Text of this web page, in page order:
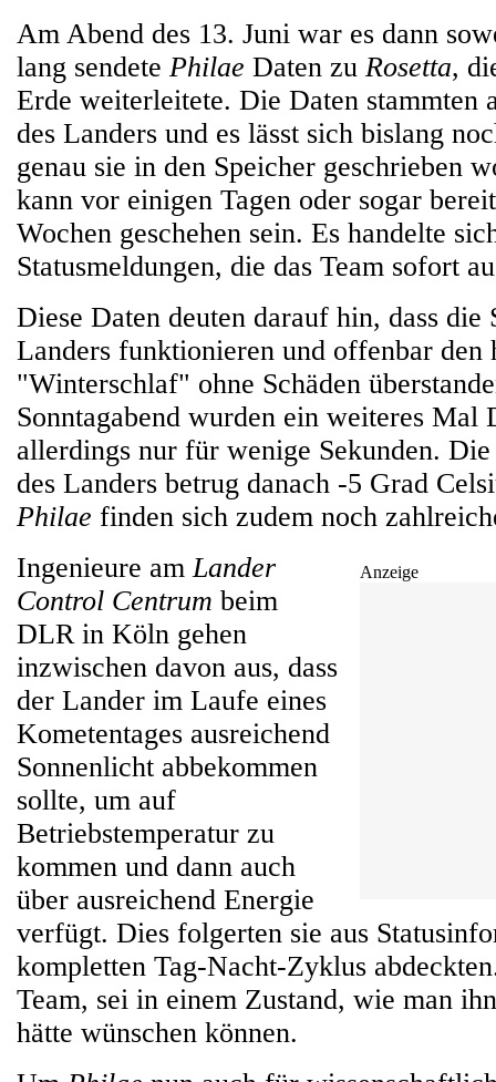
Am Abend des 13. Juni war es dann
lang sendete Philae Daten zu Rosetta,
Erde weiterleitete. Die Daten stammten
des Landers und es lässt sich bislang
genau sie in den Speicher geschrieben
kann vor einigen Tagen oder sogar
Wochen geschehen sein. Es handelte
Statusmeldungen, die das Team sofort
Diese Daten deuten darauf hin, dass die
Landers funktionieren und offenbar den
"Winterschlaf" ohne Schäden
Sonntagabend wurden ein weiteres Mal
allerdings nur für wenige Sekunden.
des Landers betrug danach -5 Grad
Philae finden sich zudem noch
Anzeige
Ingenieure amLander
Control Centrum beim
DLR in Köln gehen
inzwischen davon aus, dass
der Lander im Laufe eines
Kometentages ausreichend
Sonnenlicht abbekommen
sollte, um auf
Betriebstemperatur zu
kommen und dann auch
über ausreichend Energie
verfügt. Dies folgerten sie aus
kompletten Tag-Nacht-Zyklus
Team, sei in einem Zustand, wie man
hätte wünschen können.